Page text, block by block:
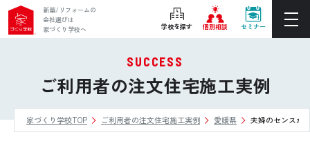
新築/リフォームの
会社選びは
家づくり学校へ
学校を探す 個別相談 セミナー
ぴったりの住宅会社をご提案
個別相談
後悔しない家づくりをレクチャー
セミナーをみる
SUCCESS
ご利用者の注文住宅施工実例
家づくり学校TOP ご利用者の注文住宅施工実例 愛媛県 夫婦のセンスが